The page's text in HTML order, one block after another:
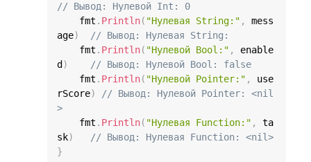
// Вывод: Нулевой Int: 0
    fmt
. Println( "Нулевая String:" ,
mess
age)
// Вывод: Нулевая String:
    fmt
. Println( "Нулевой Bool:" ,
enable
d )
// Вывод: Нулевой Bool: false
    fmt
. Println( "Нулевой Pointer:" ,
use
rScore)
// Вывод: Нулевой Pointer: <nil
>
    fmt
. Println( "Нулевая Function:" ,
ta
sk)
// Вывод: Нулевая Function: <nil>
}